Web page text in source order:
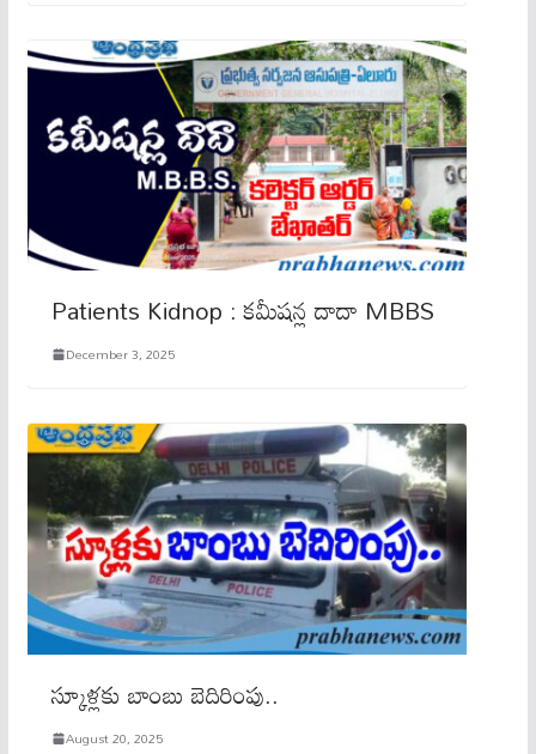
Patients Kidnop : కమీషన్ల దాదా MBBS
December 3, 2025
స్కూళ్లకు బాంబు బెదిరింపు..
August 20, 2025